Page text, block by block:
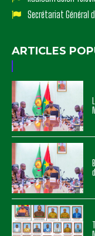
Secrétariat Général
ARTICLES